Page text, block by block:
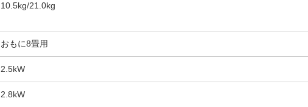
10.5kg/21.0kg
おもに8畳用
2.5kW
2.8kW